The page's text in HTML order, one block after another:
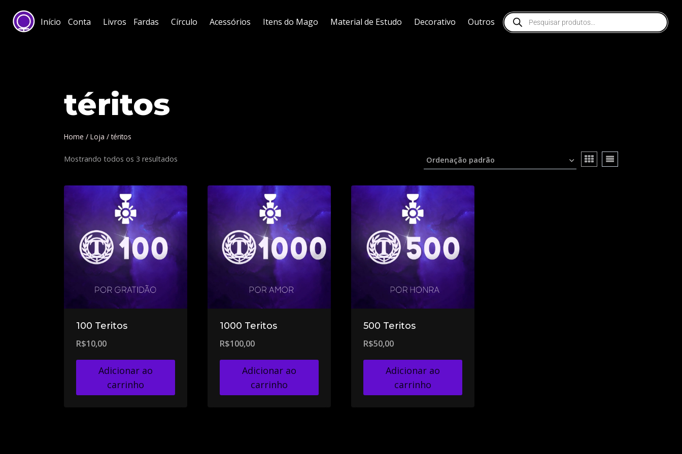
Início Conta Livros Fardas Círculo Acessórios Itens do Mago Material de Estudo Decorativo Outros
téritos
Home / Loja / téritos
Mostrando todos os 3 resultados
100 Teritos
R$10,00
Adicionar ao
carrinho
1000 Teritos
R$100,00
Adicionar ao
carrinho
500 Teritos
R$50,00
Adicionar ao
carrinho